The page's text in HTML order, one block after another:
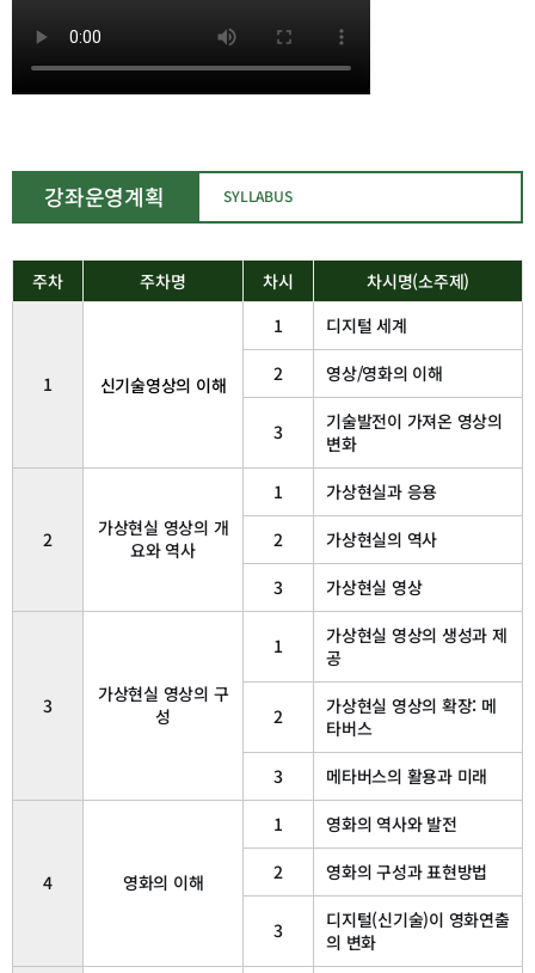
강좌운영계획 SYLLABUS
강
주차 주차명 차시 차시명(소주제)
1 신기술영상의 이해
1
디지털 세계
2
영상/영화의 이해
3
기술발전이 가져온 영상의
변화
2
가상현실 영상의 개
요와 역사
1
가상현실과 응용
2
가상현실의 역사
3
가상현실 영상
3
가상현실 영상의 구
성
1
가상현실 영상의 생성과 제
공
2
가상현실 영상의 확장: 메
타버스
3
메타버스의 활용과 미래
4 영화의 이해
1
영화의 역사와 발전
2
영화의 구성과 표현방법
3
디지털(신기술)이 영화연출
의 변화